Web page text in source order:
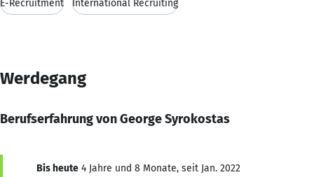
E-Recruitment International Recruiting
Werdegang
Berufserfahrung von George Syrokostas
Bis heute 4 Jahre und 8 Monate, seit Jan. 2022